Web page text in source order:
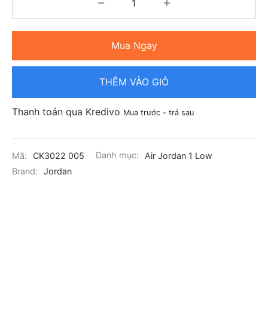
Mua Ngay
THÊM VÀO GIỎ
Thanh toán qua Kredivo Mua trước - trả sau
Mã: CK3022 005 Danh mục:
Air Jordan 1 Low
Brand:
Jordan